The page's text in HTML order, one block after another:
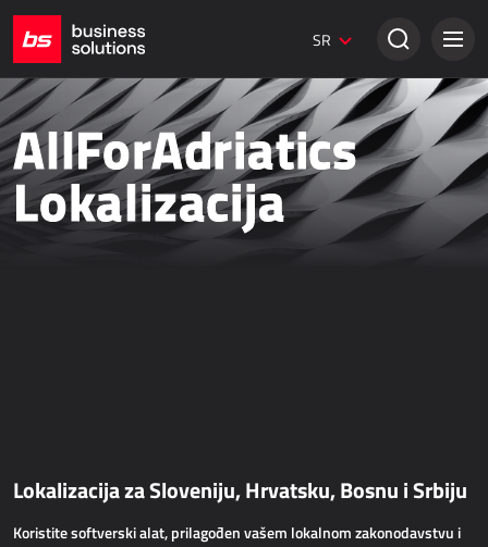
SR
Dynamics 365 Marketing
Digitalni marketing
Umbraco web stranice
Kreativna rešenja
TRADICIONALNA PRODAJA
Dynamics 365 Business Central
AllForWeb
Povećanje online prodaje
AllForAdriatics
Lokalizacija
Lokalizacija za Sloveniju, Hrvatsku, Bosnu i Srbiju
Koristite softverski alat, prilagođen vašem lokalnom zakonodavstvu i